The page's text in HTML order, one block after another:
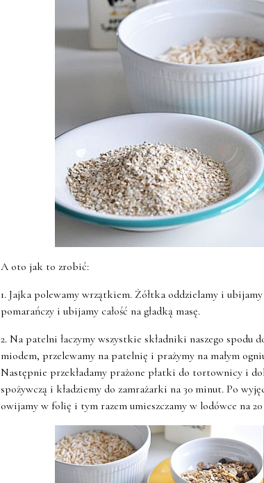
A oto jak to zrobić:
1. Jajka polewamy wrzątkiem. Żółtka oddzielamy i
pomarańczy i ubijamy całość na gładką masę.
2. Na patelni łaczymy wszystkie składniki naszego spodu
miodem, przelewamy na patelnię i prażymy na małym
Następnie przekładamy prażone płatki do tortownicy i
spożywczą i kładziemy do zamrażarki na 30 minut. Po
owijamy w folię i tym razem umieszczamy w lodówce na